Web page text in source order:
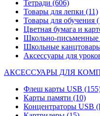
Тетради (606)
Товары для лепки (11)
Товары для обучения
Цветная бумага и
Школьно-письменные
Школьные
Аксессуары для
АКСЕССУАРЫ ДЛЯ
Флеш карты USB
Карты памяти (10)
Концентраторы USB